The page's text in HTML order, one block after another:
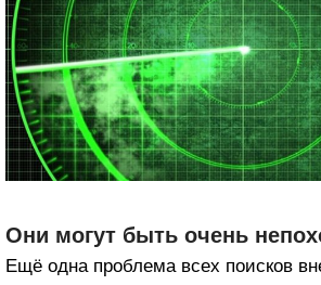
Они могут быть очень
Ещё одна проблема всех поисков